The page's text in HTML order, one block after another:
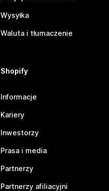
Wysyłka
Waluta i tłumaczenie
Shopify
Informacje
Kariery
Inwestorzy
Prasa i media
Partnerzy
Partnerzy afiliacyjni